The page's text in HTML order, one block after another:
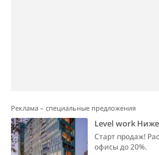
Реклама – специальные предложения
Level work
Старт продаж!
офисы до 20%.